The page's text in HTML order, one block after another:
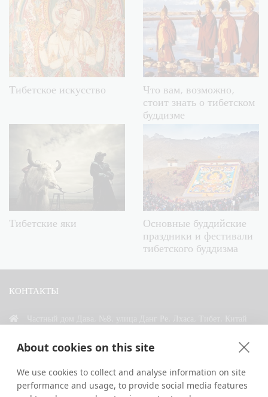
About cookies on this site
We use cookies to collect and analyse information on site
performance and usage, to provide social media features
Тибетское искусство
Что вам, возможно,
стоит знать о тибетском
буддизме
Тибетские яки
Основные буддийские
праздники и фестивали
тибетского буддизма
КОНТАКТЫ
СВЯЗАТЬСЯ С НАМИ